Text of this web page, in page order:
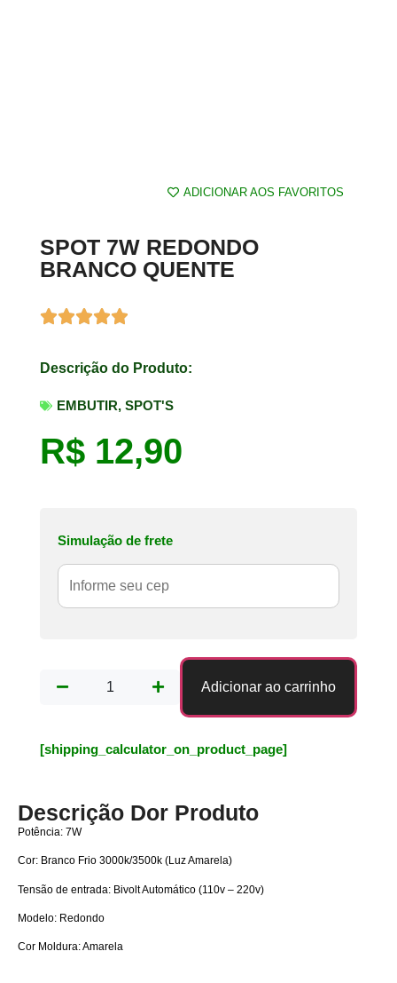
ADICIONAR AOS FAVORITOS
SPOT 7W REDONDO
BRANCO QUENTE
Descrição do Produto:
EMBUTIR, SPOT'S
R$ 12,90
Simulação de frete
Adicionar ao carrinho
[shipping_calculator_on_product_page]
Descrição Dor Produto
Potência: 7W
Cor: Branco Frio 3000k/3500k (Luz Amarela)
Tensão de entrada: Bivolt Automático (110v – 220v)
Modelo: Redondo
Cor Moldura: Amarela